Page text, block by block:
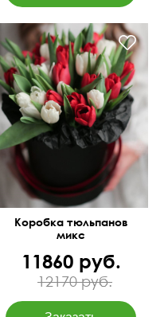
Коробочка, оазис,
оформление тишью
Коробка тюльпанов
микс
11860 руб.
12170 руб.